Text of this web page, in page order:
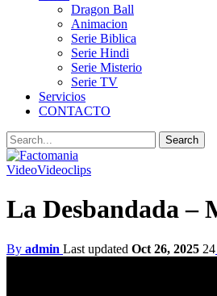
Dragon Ball
Animacion
Serie Biblica
Serie Hindi
Serie Misterio
Serie TV
Servicios
CONTACTO
VideoVideoclips
La Desbandada –
By admin Last updated Oct 26, 2025 24